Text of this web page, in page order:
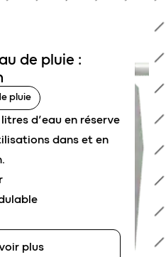
de pluie :
pluie
d’eau en réserve
dans et en
plus